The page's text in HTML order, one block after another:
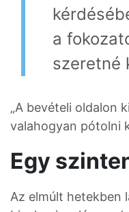
a
szeretné
„A bevételi oldalon
valahogyan pótolni
Egy
Az elmúlt hetekben